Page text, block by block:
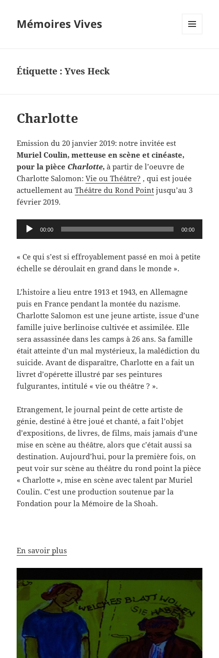
Mémoires Vives
Étiquette :Yves Heck
Charlotte
Emission du 20 janvier 2019: notre invitée est
Muriel Coulin, metteuse en scène et cinéaste,
pour la pièce Charlotte, à partir de l’oeuvre de
Charlotte Salomon:Vie ou Théâtre? , qui est jouée
actuellement auThéâtre du Rond Point jusqu’au 3
février 2019.
Lecteur
audio
00:00 00:00
« Ce qui s’est si effroyablement passé en moi à petite
échelle se déroulait en grand dans le monde ».
L’histoire a lieu entre 1913 et 1943, en Allemagne
puis en France pendant la montée du nazisme.
Charlotte Salomon est une jeune artiste, issue d’une
famille juive berlinoise cultivée et assimilée. Elle
sera assassinée dans les camps à 26 ans. Sa famille
était atteinte d’un mal mystérieux, la malédiction du
suicide. Avant de disparaître, Charlotte en a fait un
livret d’opérette illustré par ses peintures
fulgurantes, intitulé « vie ou théâtre ? ».
Etrangement, le journal peint de cette artiste de
génie, destiné à être joué et chanté, a fait l’objet
d’expositions, de livres, de films, mais jamais d’une
mise en scène au théâtre, alors que c’était aussi sa
destination. Aujourd’hui, pour la première fois, on
peut voir sur scène au théâtre du rond point la pièce
« Charlotte », mise en scène avec talent par Muriel
Coulin. C’est une production soutenue par la
Fondation pour la Mémoire de la Shoah.
En savoir plus